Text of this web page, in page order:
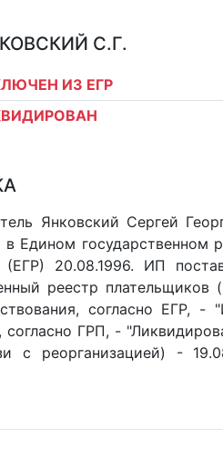
С.Г.
ИЗ ЕГР
Янковский Сергей
Едином государственном
(ЕГР) 20.08.1996. ИП
реестр
согласно ЕГР,
согласно ГРП, -
с реорганизацией) -